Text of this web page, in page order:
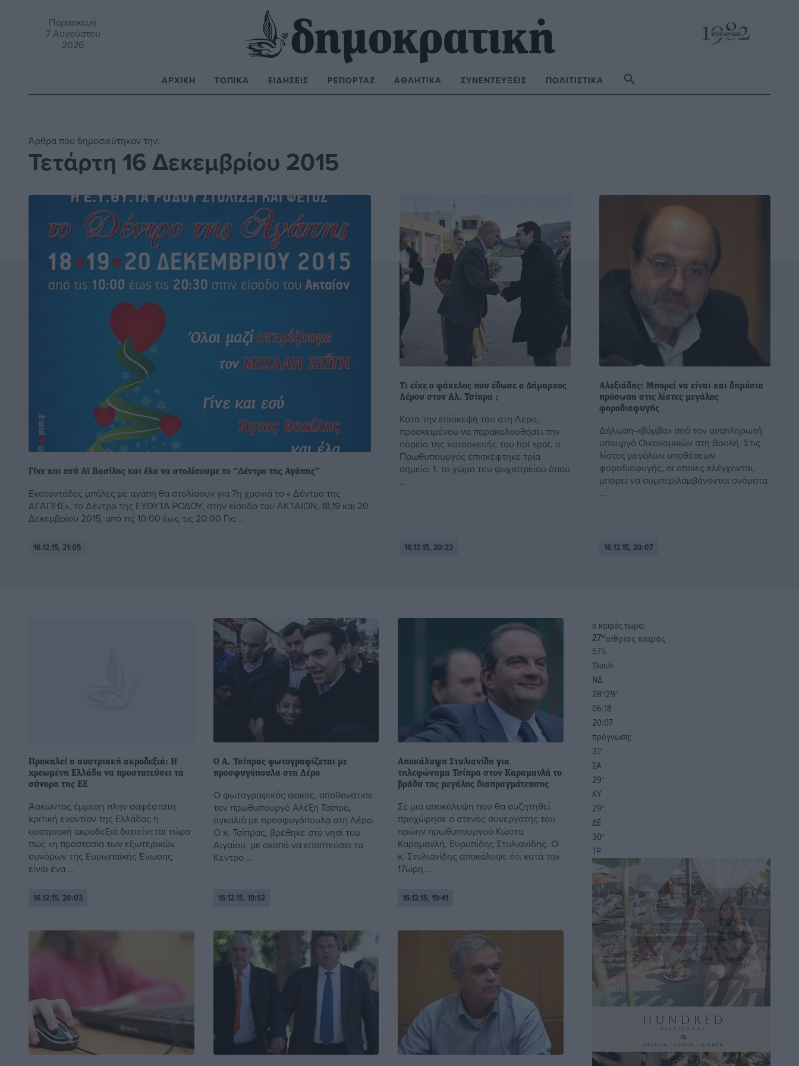
Παρασκευή
7 Αυγούστου
2026
ΑΡΧΙΚΉ ΤΟΠΙΚΆ ΕΙΔΉΣΕΙΣ ΡΕΠΟΡΤΆΖ ΑΘΛΗΤΙΚΆ ΣΥΝΕΝΤΕΎΞΕΙΣ ΠΟΛΙΤΙΣΤΙΚΆ
Άρθρα που δημοσιεύτηκαν την:
Τετάρτη 16 Δεκεμβρίου 2015
Γίνε και εσύ Αϊ Βασίλης και έλα να στολίσουμε το “Δέντρο της Αγάπης”
Εκατοντάδες μπάλες με αγάπη θα στολίσουν για 7η χρονιά το « Δέντρο της
ΑΓΑΠΗΣ», το Δέντρο της ΕΥΘΥΤΑ ΡΟΔΟΥ, στην είσοδο του ΑΚΤΑΙΟΝ, 18,19 και 20
Δεκεμβρίου 2015, από τις 10:00 έως τις 20:00 Για ...
16.12.15, 21:05
Τι είχε ο φάκελος που έδωσε ο Δήμαρχος
Λέρου στον Αλ. Τσίπρα ;
Κατά την επίσκεψή του στη Λέρο,
προσκειμένου να παρακολουθήσει την
πορεία της κατασκευής του hot spot, ο
Πρωθυπουργός επισκέφτηκε τρία
σημεία: 1. το χώρο του ψυχιατρείου όπου
...
16.12.15, 20:22
Αλεξιάδης: Μπορεί να είναι και δημόσια
πρόσωπα στις λίστες μεγάλης
φοροδιαφυγής
Δήλωση-«βόμβα» από τον αναπληρωτή
υπουργό Οικονομικών στη Βουλή. Στις
λίστες μεγάλων υποθέσεων
φοροδιαφυγής, οι οποίες ελέγχονται,
μπορεί να συμπεριλαμβάνονται ονόματα
...
16.12.15, 20:07
Προκαλεί η αυστριακή ακροδεξιά: Η
χρεωμένη Ελλάδα να προστατεύσει τα
σύνορα της ΕΕ
Ασκώντας έμμεση πλην σαφέστατη
κριτική εναντίον της Ελλάδας η
αυστριακή ακροδεξιά διατείνεται τώρα
πως «η προστασία των εξωτερικών
συνόρων της Ευρωπαϊκής Ένωσης
είναι ένα ...
16.12.15, 20:03
Ο Α. Τσίπρας φωτογραφίζεται με
προσφυγόπουλα στη Λέρο
Ο φωτογραφικός φακός, αποθανάτισε
τον πρωθυπουργό Αλέξη Τσίπρα,
αγκαλιά με προσφυγόπουλα στη Λέρο.
Ο κ. Τσίπρας, βρέθηκε στο νησί του
Αιγαίου, με σκοπό να εποπτεύσει το
Κέντρο ...
16.12.15, 19:52
Αποκάλυψη Στυλιανίδη για
τηλεφώνημα Τσίπρα στον Καραμανλή το
βράδυ της μεγάλης διαπραγμάτευσης
Σε μια αποκάλυψη που θα συζητηθεί
προχώρησε ο στενός συνεργάτης του
πρώην πρωθυπουργού Κώστα
Καραμανλή, Ευρυπίδης Στυλιανίδης. Ο
κ. Στυλιανίδης αποκάλυψε ότι κατά την
17ωρη ...
16.12.15, 19:41
o καιρός τώρα:
27°αίθριος καιρός
57%
11km/h
ΝΔ
28°/29°
06:18
20:07
πρόγνωση:
31°
ΣΑ
29°
ΚΥ
29°
ΔΕ
30°
ΤΡ